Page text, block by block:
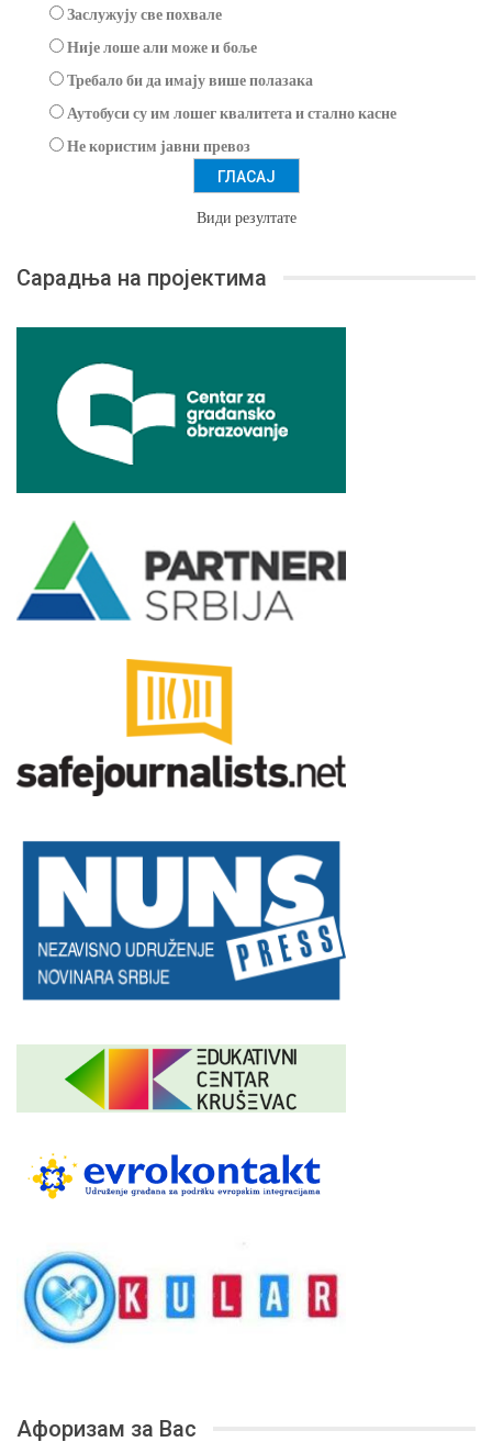
Заслужују све похвале
Није лоше али може и боље
Требало би да имају више полазака
Аутобуси су им лошег квалитета и стално касне
Не користим јавни превоз
Види резултате
Сарадња на пројектима
Афоризам за Вас